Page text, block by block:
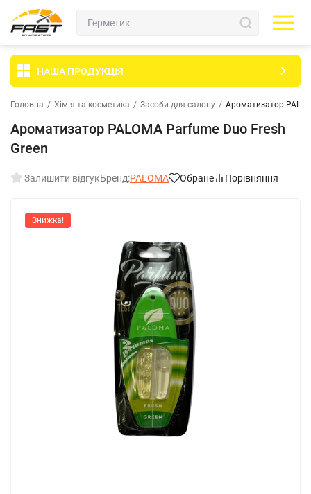
НАША ПРОДУКЦІЯ
Головна / Хімія та косметика / Засоби для салону / Ароматизатор
Ароматизатор PALOMA Parfume Duo Fresh
Green
Залишити відгукБренд:PALOMA Обране Порівняння
Знижка!